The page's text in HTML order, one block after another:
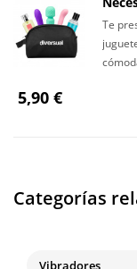
Te
5,90 €
Categorías
Vibradores